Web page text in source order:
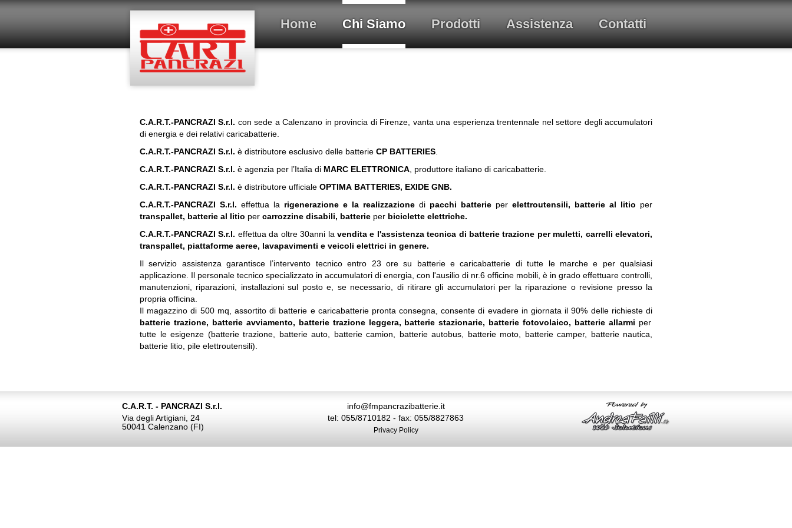
Salta al contenuto principale
Home Chi Siamo Prodotti Assistenza Contatti
C.A.R.T.-PANCRAZI S.r.l. con sede a Calenzano in provincia di Firenze, vanta una esperienza trentennale nel settore degli accumulatori
di energia e dei relativi caricabatterie.
C.A.R.T.-PANCRAZI S.r.l. è distributore esclusivo delle batterie CP BATTERIES
C.A.R.T.-PANCRAZI S.r.l. è agenzia per l’Italia di MARC ELETTRONICA , produttore italiano di caricabatterie.
C.A.R.T.-PANCRAZI S.r.l. è distributore ufficiale OPTIMA BATTERIES, EXIDE GNB.
C.A.R.T.-PANCRAZI S.r.l. effettua la rigenerazione e la realizzazione di pacchi batterie per elettroutensili, batterie al litio per
transpallet, batterie al litio per carrozzine disabili, batterie per biciclette elettriche.
C.A.R.T.-PANCRAZI S.r.l. effettua da oltre 30anni la vendita e l'assistenza tecnica di batterie trazione per muletti, carrelli elevatori,
transpallet, piattaforme aeree, lavapavimenti e veicoli elettrici in genere.
Il servizio assistenza garantisce l’intervento tecnico entro 23 ore su batterie e caricabatterie di tutte le marche e per qualsiasi
applicazione. Il personale tecnico specializzato in accumulatori di energia, con l'ausilio di nr.6 officine mobili, è in grado effettuare controlli,
manutenzioni, riparazioni, installazioni sul posto e, se necessario, di ritirare gli accumulatori per la riparazione o revisione presso la
propria officina.
Il magazzino di 500 mq, assortito di batterie e caricabatterie pronta consegna, consente di evadere in giornata il 90% delle richieste di
batterie trazione, batterie avviamento, batterie trazione leggera, batterie stazionarie, batterie fotovolaico, batterie allarmi per
tutte le esigenze (batterie trazione, batterie auto, batterie camion, batterie autobus, batterie moto, batterie camper, batterie nautica,
batterie litio, pile elettroutensili).
C.A.R.T. - PANCRAZI S.r.l.
Via degli Artigiani, 24
50041 Calenzano (FI)
info@fmpancrazibatterie.it
tel: 055/8710182 - fax: 055/8827863
Privacy Policy